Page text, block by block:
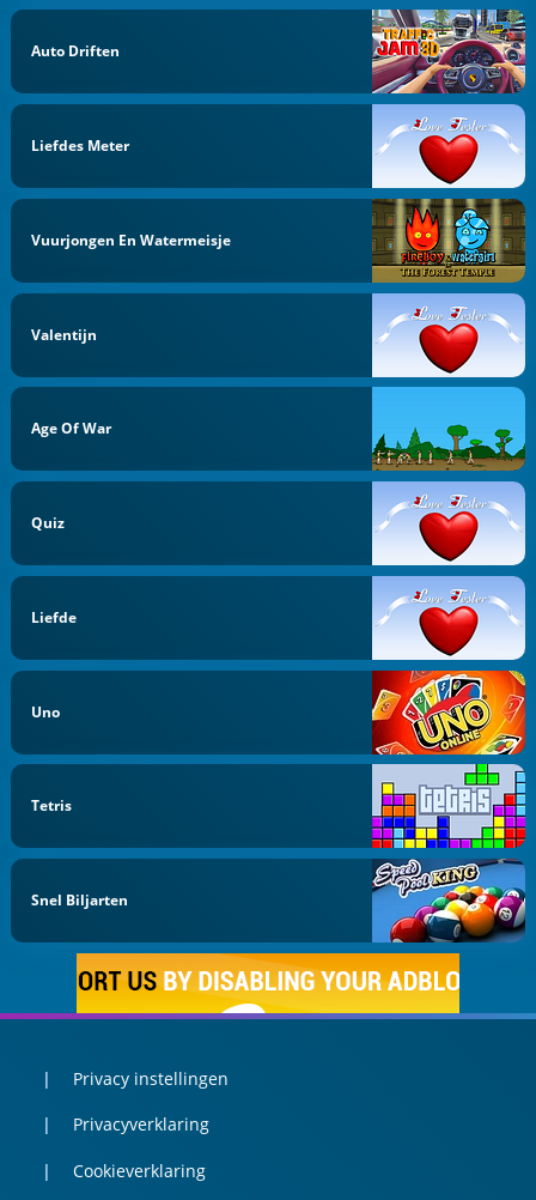
Auto Driften
Liefdes Meter
Vuurjongen En Watermeisje
Valentijn
Age Of War
Quiz
Liefde
Uno
Tetris
Snel Biljarten
Privacy instellingen
Privacyverklaring
Cookieverklaring